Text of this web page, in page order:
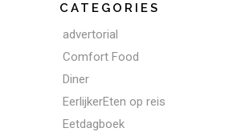
CATEGORIES
advertorial
Comfort Food
Diner
EerlijkerEten op reis
Eetdagboek